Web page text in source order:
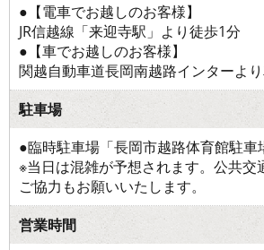
●【電車でお越しのお客様】
JR信越線「来迎寺駅」より徒歩1分
●【車でお越しのお客様】
関越自動車道長岡南越路インターよ
駐車場
●臨時駐車場「長岡市越路体育館駐車
※当日は混雑が予想されます。公共交
ご協力もお願いいたします。
営業時間